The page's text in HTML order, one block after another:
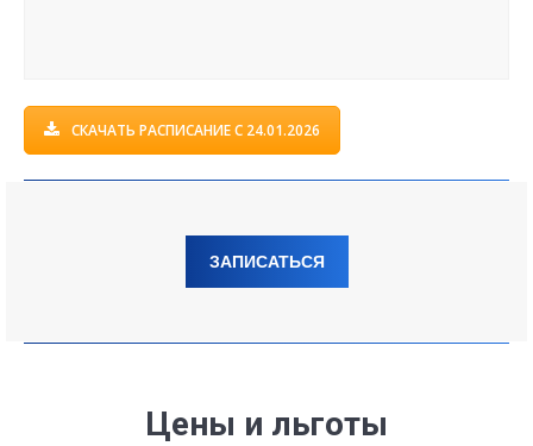
СКАЧАТЬ РАСПИСАНИЕ С 24.01.2026
ЗАПИСАТЬСЯ
Цены и льготы